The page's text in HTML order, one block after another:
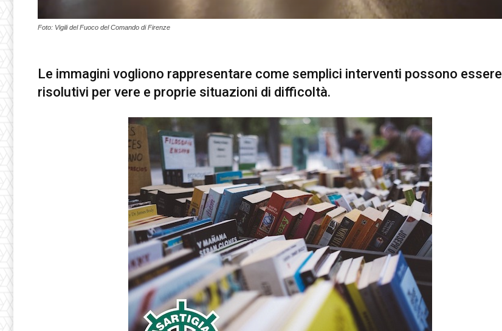
Foto: Vigili del Fuoco del Comando di Firenze
Le immagini vogliono rappresentare come semplici interventi possono essere
risolutivi per vere e proprie situazioni di difficoltà.